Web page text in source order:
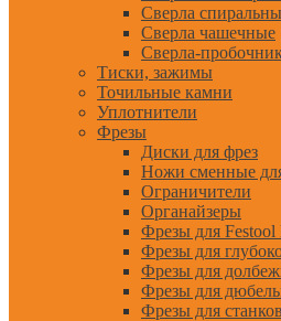
Сверла
Сверла чашечные
Сверла-
Тиски, зажимы
Точильные камни
Уплотнители
Фрезы
Диски для фрез
Ножи сменные
Ограничители
Органайзеры
Фрезы для Festool
Фрезы для
Фрезы для
Фрезы для
Фрезы для